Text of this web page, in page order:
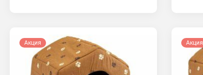
Акция Акция